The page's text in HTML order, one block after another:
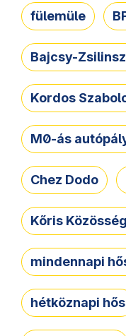
fülemüle
Bajcsy-
Kordos
M0-ás
Chez Dodo
Kőris
mindennapi
hétköznapi hős